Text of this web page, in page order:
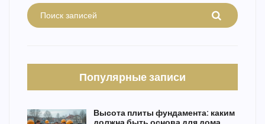
Популярные записи
Высота плиты фундамента: каким